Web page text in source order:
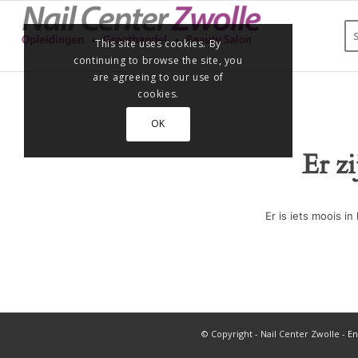
Er
Er is iets moois
© Copyright - Nail Center Zwolle -
This site uses cookies. By
continuing to browse the site, you
are agreeing to our use of
cookies.
OK